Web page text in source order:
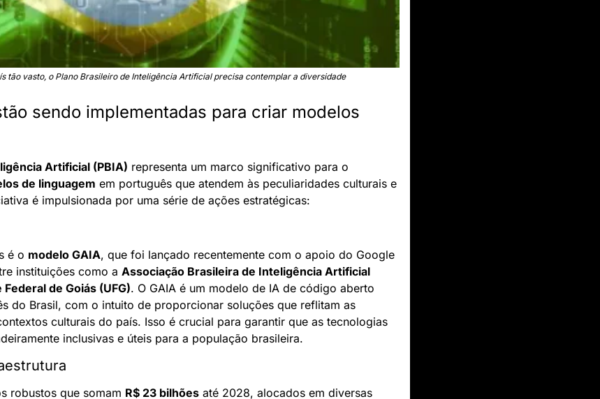
tão vasto, o Plano Brasileiro de Inteligência Artificial precisa contemplar a diversidade
sendo implementadas para criar modelos
Artificial (PBIA) representa um marco significativo para o
de linguagem em português que atendem às peculiaridades culturais e
é impulsionada por uma série de ações estratégicas:
é o modelo GAIA, que foi lançado recentemente com o apoio do Google
instituições como a Associação Brasileira de Inteligência Artificial
de Goiás (UFG). O GAIA é um modelo de IA de código aberto
do Brasil, com o intuito de proporcionar soluções que reflitam as
culturais do país. Isso é crucial para garantir que as tecnologias
inclusivas e úteis para a população brasileira.
robustos que somam R$ 23 bilhões até 2028, alocados em diversas